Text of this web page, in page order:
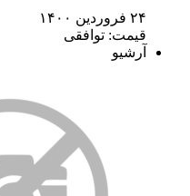
۲۴ فروردین ۱۴۰۰
قیمت: توافقی
آرشیو